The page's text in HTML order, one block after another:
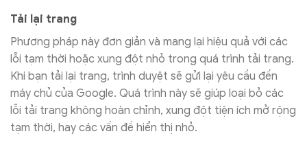
Tải lại trang
Phương pháp này đơn giản và mang lại hiệu quả với các
lỗi tạm thời hoặc xung đột nhỏ trong quá trình tải trang.
Khi bạn tải lại trang, trình duyệt sẽ gửi lại yêu cầu đến
máy chủ của Google. Quá trình này sẽ giúp loại bỏ các
lỗi tải trang không hoàn chỉnh, xung đột tiện ích mở rộng
tạm thời, hay các vấn đề hiển thị nhỏ.